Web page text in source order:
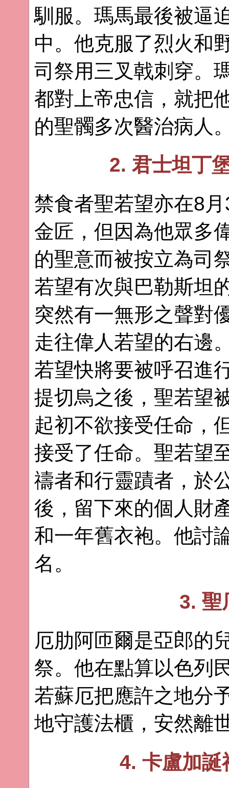
馴服。瑪馬最後被逼
中。他克服了烈火和
司祭用三叉戟刺穿。
都對上帝忠信，就把
的聖髑多次醫治病人
2. 君士坦丁
禁食者聖若望亦在8
金匠，但因為他眾多
的聖意而被按立為司
若望有次與巴勒斯坦
突然有一無形之聲對
走往偉人若望的右邊
若望快將要被呼召進
提切烏之後，聖若望
起初不欲接受任命，
接受了任命。聖若望
禱者和行靈蹟者，於
後，留下來的個人財
和一年舊衣袍。他討
名。
3. 聖
厄肋阿匝爾是亞郎的
祭。他在點算以色列
若蘇厄把應許之地分
地守護法櫃，安然離
4. 卡盧加誕